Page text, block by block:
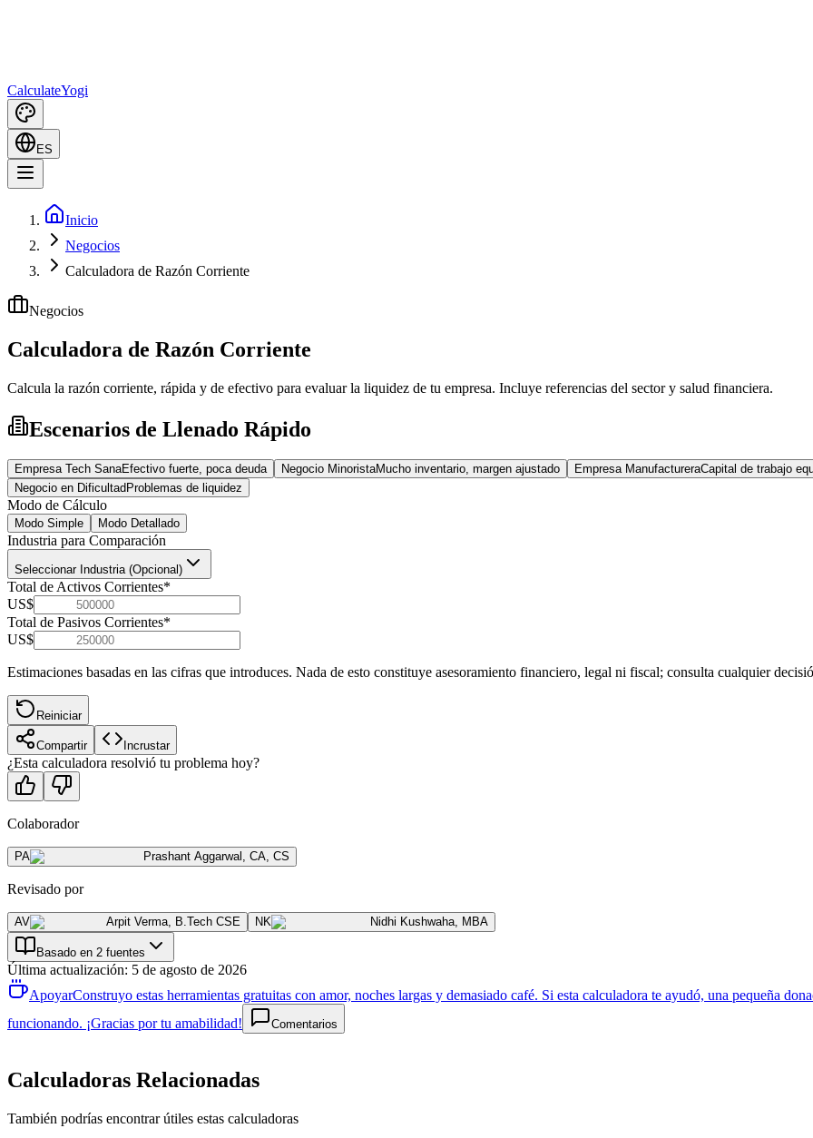
CalculateYogi
ES
Inicio
Negocios
Calculadora de Razón Corriente
Negocios
Calculadora de Razón Corriente
Calcula la razón corriente, rápida y de efectivo para evaluar la liquidez de tu empresa. Incluye referencias del sector y salud financiera.
Escenarios de Llenado Rápido
Empresa Tech SanaEfectivo fuerte, poca deuda Negocio MinoristaMucho inventario, margen ajustado Empresa ManufactureraCapital de trabajo
Negocio en Dificultad Problemas de liquidez
Modo de Cálculo
Modo Simple Modo Detallado
Industria para Comparación
Seleccionar Industria (Opcional)
Total de Activos Corrientes*
US$
Total de Pasivos Corrientes*
US$
Estimaciones basadas en las cifras que introduces. Nada de esto constituye asesoramiento financiero, legal ni fiscal; consulta cualquier
Reiniciar
Compartir Incrustar
¿Esta calculadora resolvió tu problema hoy?
Colaborador
PA Prashant Aggarwal , CA, CS
Revisado por
AV Arpit Verma, B.Tech CSE NK Nidhi Kushwaha, MBA
Basado en 2 fuentes
Última actualización: 5 de agosto de 2026
ApoyarConstruyo estas herramientas gratuitas con amor, noches largas y demasiado café. Si esta calculadora te ayudó, una pequeña
funcionando. ¡Gracias por tu amabilidad!
Comentarios
Calculadoras Relacionadas
También podrías encontrar útiles estas calculadoras